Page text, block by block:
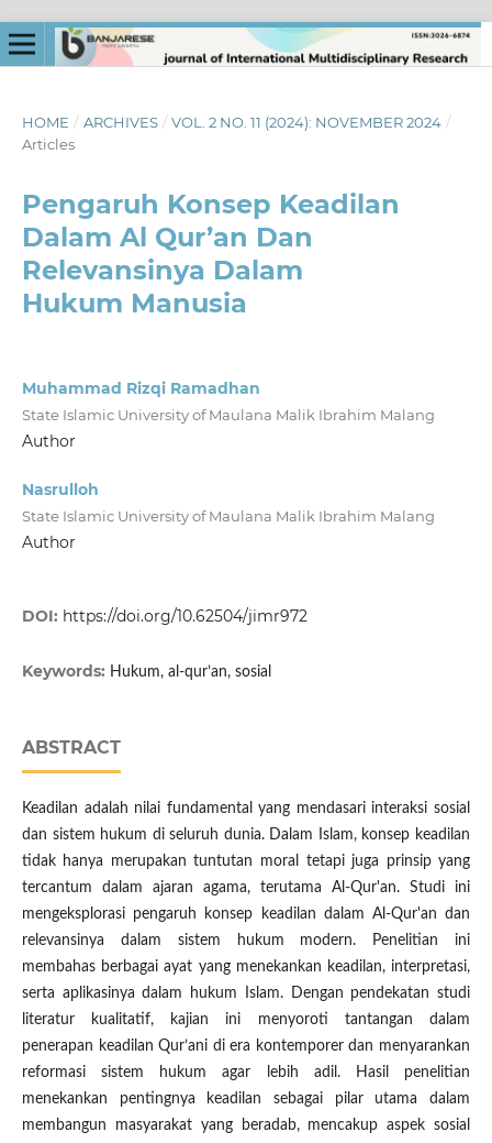
HOME / ARCHIVES / VOL. 2 NO. 11 (2024): NOVEMBER 2024 /
Articles
Pengaruh Konsep Keadilan
Dalam Al Qur’an Dan
Relevansinya Dalam
Hukum Manusia
Muhammad Rizqi Ramadhan
State Islamic University of Maulana Malik Ibrahim Malang
Author
Nasrulloh
State Islamic University of Maulana Malik Ibrahim Malang
Author
DOI: https://doi.org/10.62504/jimr972
Keywords: Hukum, al-qur’an, sosial
ABSTRACT
Keadilan adalah nilai fundamental yang mendasari interaksi sosial
dan sistem hukum di seluruh dunia. Dalam Islam, konsep keadilan
tidak hanya merupakan tuntutan moral tetapi juga prinsip yang
tercantum dalam ajaran agama, terutama Al-Qur'an. Studi ini
mengeksplorasi pengaruh konsep keadilan dalam Al-Qur'an dan
relevansinya dalam sistem hukum modern. Penelitian ini
membahas berbagai ayat yang menekankan keadilan, interpretasi,
serta aplikasinya dalam hukum Islam. Dengan pendekatan studi
literatur kualitatif, kajian ini menyoroti tantangan dalam
penerapan keadilan Qur’ani di era kontemporer dan menyarankan
reformasi sistem hukum agar lebih adil. Hasil penelitian
menekankan pentingnya keadilan sebagai pilar utama dalam
membangun masyarakat yang beradab, mencakup aspek sosial